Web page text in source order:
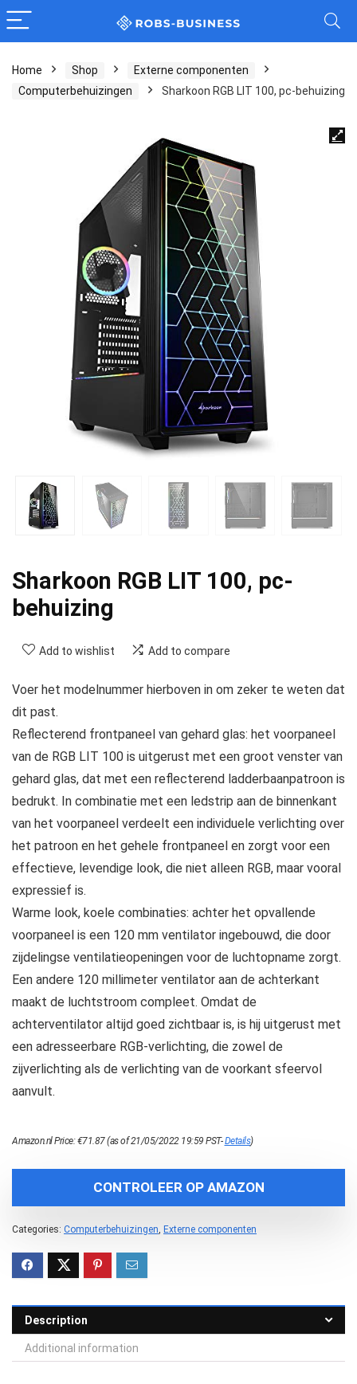
Home Shop
Externe componenten
Computerbehuizingen
Sharkoon RGB LIT 100, pc-behuizing
Sharkoon RGB LIT 100, pc-
behuizing
Add to wishlist Add to compare
Voer het modelnummer hierboven in om zeker te weten dat
dit past.
Reflecterend frontpaneel van gehard glas: het voorpaneel
van de RGB LIT 100 is uitgerust met een groot venster van
gehard glas, dat met een reflecterend ladderbaanpatroon is
bedrukt. In combinatie met een ledstrip aan de binnenkant
van het voorpaneel verdeelt een individuele verlichting over
het patroon en het gehele frontpaneel en zorgt voor een
effectieve, levendige look, die niet alleen RGB, maar vooral
expressief is.
Warme look, koele combinaties: achter het opvallende
voorpaneel is een 120 mm ventilator ingebouwd, die door
zijdelingse ventilatieopeningen voor de luchtopname zorgt.
Een andere 120 millimeter ventilator aan de achterkant
maakt de luchtstroom compleet. Omdat de
achterventilator altijd goed zichtbaar is, is hij uitgerust met
een adresseerbare RGB-verlichting, die zowel de
zijverlichting als de verlichting van de voorkant sfeervol
aanvult.
Amazon.nl Price:€71.87(as of 21/05/2022 19:59 PST-Details)
CONTROLEER OP AMAZON
Categories: Computerbehuizingen Externe componenten
Description
Additional information